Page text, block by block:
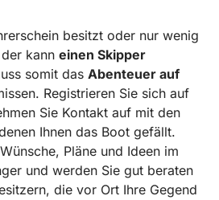
besitzt oder nur wenig
kann einen Skipper
somit das Abenteuer auf
Registrieren Sie sich auf
Sie Kontakt auf mit den
Ihnen das Boot gefällt.
Pläne und Ideen im
und werden Sie gut beraten
die vor Ort Ihre Gegend